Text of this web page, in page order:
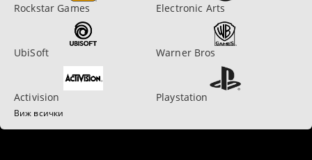
Rockstar Games Electronic Arts
UbiSoft Warner Bros
Activision Playstation
Виж всички